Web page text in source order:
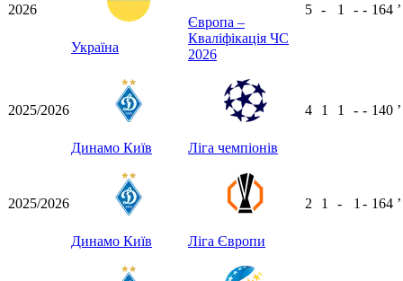
2026
Україна
Європа –
Кваліфікація ЧС
2026
5 - 1 - - 164 ʼ
2025/2026
Динамо Київ Ліга чемпіонів
4 1 1 - - 140 ʼ
2025/2026
Динамо Київ Ліга Європи
2 1 - 1 - 164 ʼ